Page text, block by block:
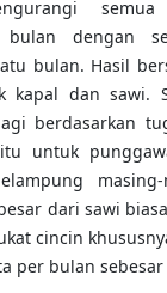
dengan
bulan. Hasil
kapal dan sawi.
berdasarkan
untuk
dari sawi
cincin
per bulan sebesar